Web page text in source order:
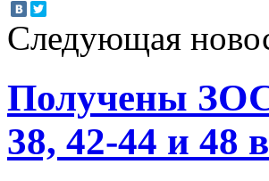
Следующая
Получены ЗОС
38, 42-44 и